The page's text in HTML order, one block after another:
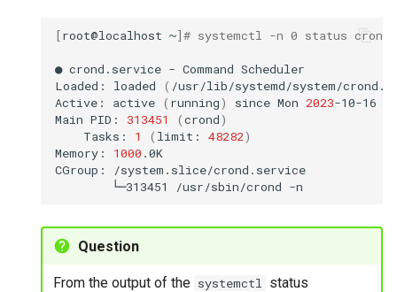
[root@localhost ~]# systemctl -n 0 status
● crond.service - Command Scheduler
Loaded:
loaded ( /usr/lib/systemd/system/
Active:
active ( running) since Mon 2023-10-16
Main PID: 313451 (crond)
Tasks:
1 ( limit: 48282)
Memory:
1000 .0K
CGroup:
└─313451
/usr/sbin/crond
Question
From the output of the systemctl
status